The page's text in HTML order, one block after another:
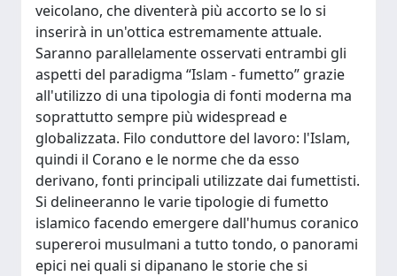
veicolano, che diventerà più accorto se lo si
inserirà in un'ottica estremamente attuale.
Saranno parallelamente osservati entrambi gli
aspetti del paradigma “Islam - fumetto” grazie
all'utilizzo di una tipologia di fonti moderna ma
soprattutto sempre più widespread e
globalizzata. Filo conduttore del lavoro: l'Islam,
quindi il Corano e le norme che da esso
derivano, fonti principali utilizzate dai fumettisti.
Si delineeranno le varie tipologie di fumetto
islamico facendo emergere dall'humus coranico
supereroi musulmani a tutto tondo, o panorami
epici nei quali si dipanano le storie che si